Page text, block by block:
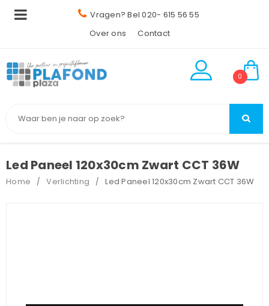
Vragen? Bel 020- 615 56 55
Over ons
Contact
0
Led Paneel 120x30cm Zwart CCT 36W
Home / Verlichting / Led Paneel 120x30cm Zwart CCT 36W